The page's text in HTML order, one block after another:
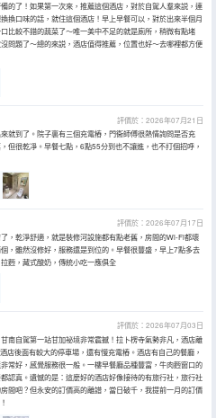
的了！如果第一次來，推薦這個酒店，對於自駕人羣來説，連
換口味的話，就住這個酒店！早上早餐可以，對於出來半個月
比較不錯的蔬菜了～唯一美中不足的就是廁所，稍微有點堵
問題了～總的來説，酒店值得推薦，位置也好～去哪裡都方便
評價於：2026年07月21日
就到了。院子裏有三個充電樁，門衞師傅很熱情詢問是否充
但很乾凈。早餐七點，6點55分到也不讓進，也不打個招呼，
評價於：2026年07月17日
，乾淨舒適，就是裝修河設施都有點老舊，房間的Wi-Fi都壞
，雖然沒修好，服務還是到位的。早餐很豐盛，早上7點多去
麪，藏式酸奶，傳統小吃一應俱全
評價於：2026年07月03日
南自駕第一站甘加祕境非常震撼！拉卜楞寺氣勢非凡，酒店離
店後面有較大的停車場，還有慢充電樁。酒店有自己的餐廳，
常好，感覺服務很一般。一樓早餐廳品種豐富，牛肉麪窗口的
認真。遺憾的是：這麼好的酒店好像接待的有旅行社，旅行社
間吧？但永安的訂價高的離譜，當日破千，我提前一月的訂價